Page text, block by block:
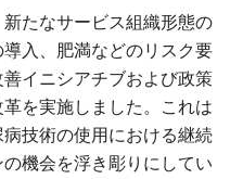
たなサービス組織形態の
入、肥満などのリスク要
イニシアチブおよび政策
を実施しました。これは
技術の使用における継続
機会を浮き彫りにしてい